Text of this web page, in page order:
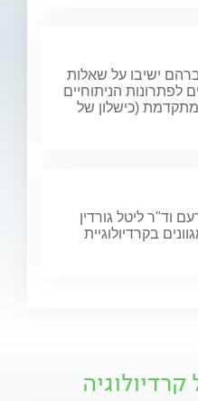
ישיבו על שאלות
לפתרונות הניתוחיים
(כישלון של
וד"ר ליטל גורדין
בקרדיולוגיית